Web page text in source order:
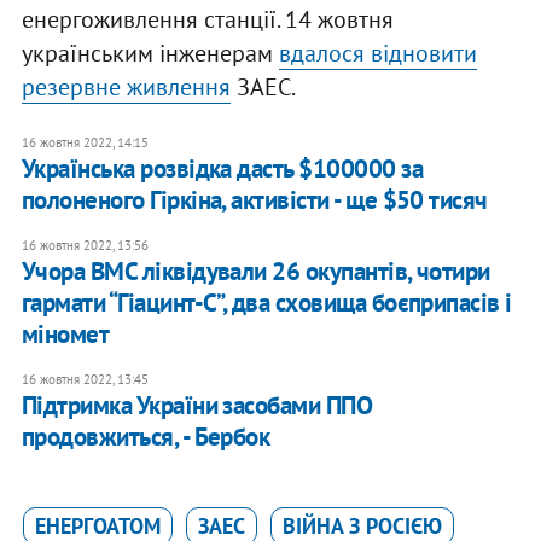
енергоживлення станції. 14 жовтня
українським інженерам вдалося відновити
резервне живлення ЗАЕС.
16 жовтня 2022, 14:15
​Українська розвідка дасть $100000 за
полоненого Гіркіна, активісти - ще $50 тисяч
16 жовтня 2022, 13:56
​Учора ВМС ліквідували 26 окупантів, чотири
гармати “Гіацинт-С”, два сховища боєприпасів і
міномет
16 жовтня 2022, 13:45
Підтримка України засобами ППО
продовжиться, - Бербок
ЕНЕРГОАТОМ ЗАЕС ВІЙНА З РОСІЄЮ